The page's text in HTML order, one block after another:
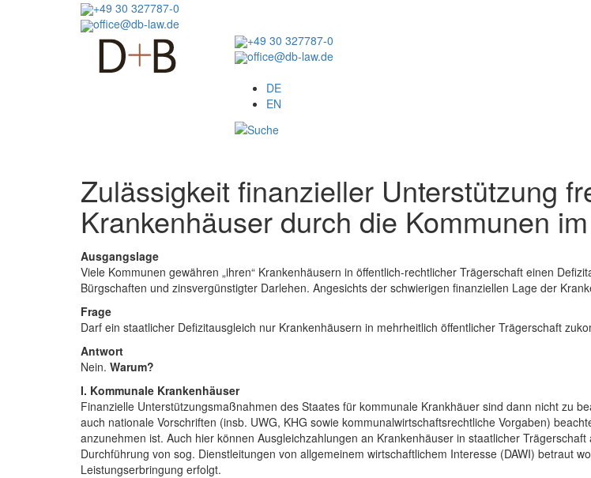
+49 30 327787-0
office@db-law.de
+49 30 327787-0
office@db-law.de
DE
EN
Zulässigkeit finanzieller Unterstützung
Krankenhäuser durch die Kommunen
Ausgangslage
Viele Kommunen gewähren „ihren“ Krankenhäusern in öffentlich-rechtlicher Trägerschaft einen
Bürgschaften und zinsvergünstigter Darlehen. Angesichts der schwierigen finanziellen Lage der
Frage
Darf ein staatlicher Defizitausgleich nur Krankenhäusern in mehrheitlich öffentlicher Trägerschaft
Antwort
Nein. Warum?
I. Kommunale Krankenhäuser
Finanzielle Unterstützungsmaßnahmen des Staates für kommunale Krankhäuer sind dann nicht zu
auch nationale Vorschriften (insb. UWG, KHG sowie kommunalwirtschaftsrechtliche Vorgaben)
anzunehmen ist. Auch hier können Ausgleichzahlungen an Krankenhäuser in staatlicher
Durchführung von sog. Dienstleitungen von allgemeinem wirtschaftlichem Interesse (DAWI) betraut
Leistungserbringung erfolgt.